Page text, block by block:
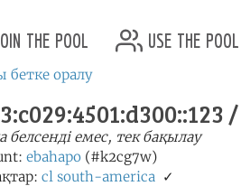
the pool use the pool
бетке оралу
белсенді емес, тек бақылау
ebahapo (#k2cg7w)
cl south-america ✓